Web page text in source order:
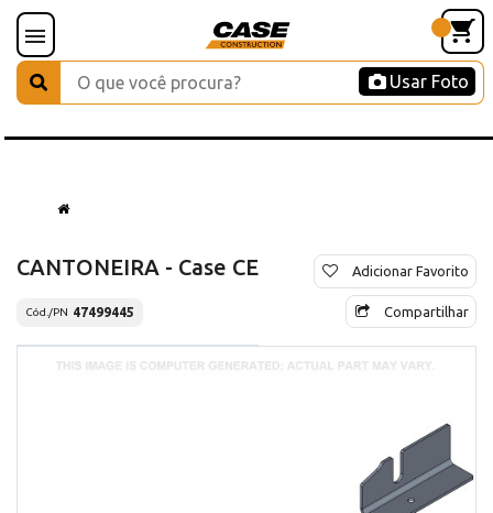
Usar Foto
CANTONEIRA - Case CE
Cód./PN 47499445
Adicionar Favorito
Compartilhar